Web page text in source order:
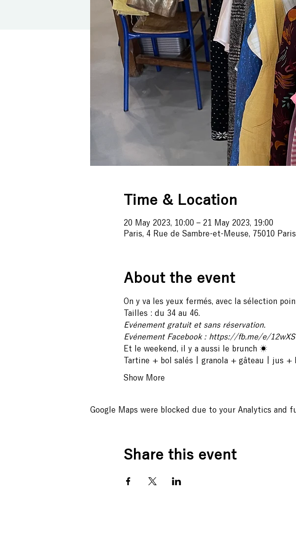
Time & Location
20 May 2023, 10:00 – 21 May 2023, 19:00
Paris, 4 Rue de Sambre-et-Meuse, 75010
About the event
On y va les yeux fermés, avec la sélection
Tailles : du 34 au 46.
Evénement gratuit et sans réservation.
Evénement Facebook : https://fb.me/e/
Et le weekend, il y a aussi le brunch ☀️
Tartine + bol salés | granola + gâteau | jus +
Show More
Google Maps were blocked due to your Analytics and
Share this event